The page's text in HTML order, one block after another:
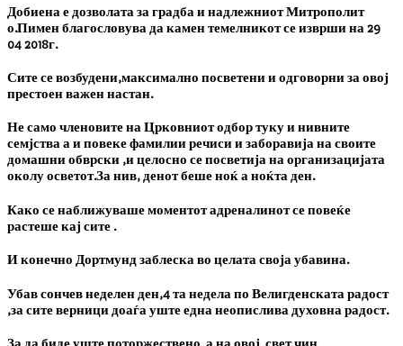
Добиена е дозволата за градба и надлежниот Митрополит
о.Пимен благословува да камен темелникот се изврши на 29
04 2018г.
Сите се возбудени,максимално посветени и одговорни за овој
престоен важен настан.
Не само членовите на Црковниот одбор туку и нивните
семјства а и повеке фамилии речиси и заборавија на своите
домашни обврски ,и целосно се посветија на организацијата
околу осветот.За нив, денот беше ноќ а ноќта ден.
Како се наближуваше моментот адреналинот се повеќе
растеше кај сите .
И конечно Дортмунд заблеска во целата своја убавина.
Убав сончев неделен ден,4 та недела по Велигденската радост
,за сите верници доаѓа уште една неопислива духовна радост.